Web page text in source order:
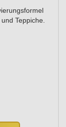
Teppiche.